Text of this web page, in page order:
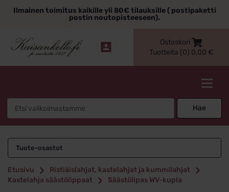
sisältöönIlmainen toimitus kaikille yli 80€ tilauksille ( postipaketti
postin noutopisteeseen).
Ostoskori
Tuotteita (0) 0,00 €
Hae
Tuote-osastot
Etusivu
Ristiäislahjat, kastelahjat ja kummilahjat
Kastelahja säästölippaat
Säästölipas WV-kupla